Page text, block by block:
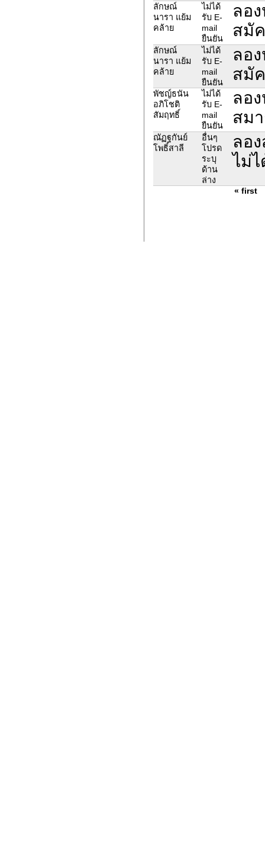
ลักษณ์
นารา แย้ม
คล้าย
ไม่ได้
รับ E-
mail
ยืนยัน
ลอ
สมั
ลักษณ์
นารา แย้ม
คล้าย
ไม่ได้
รับ E-
mail
ยืนยัน
ลอ
สมั
พัชญ์ธนัน
อภิโชติ
สัมฤทธิ์
ไม่ได้
รับ E-
mail
ยืนยัน
ลอ
สม
ณัฏฐกันย์
โพธิ์สาลี
อื่นๆ
โปรด
ระบุ
ด้าน
ล่าง
ลอ
ไม่
« first